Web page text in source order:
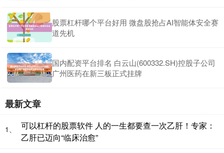
股票杠杆哪个平台好用 微盘股抢占AI智能体安全赛
道先机
国内配资平台排名 白云山(600332.SH)控股子公司
广州医药在新三板正式挂牌
最新文章
1、
可以杠杆的股票软件 人的一生都要查一次乙肝！专家：
乙肝已迈向“临床治愈”